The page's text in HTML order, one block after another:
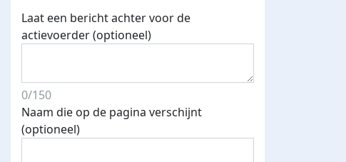
Streefbedrag verhoogd
Laat een bericht achter voor de
actievoerder (optioneel)
0/150
Naam die op de pagina verschijnt
(optioneel)